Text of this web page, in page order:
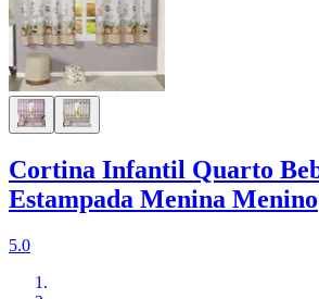
Cortina Infantil Quarto
Estampada Menina Menino
5.0